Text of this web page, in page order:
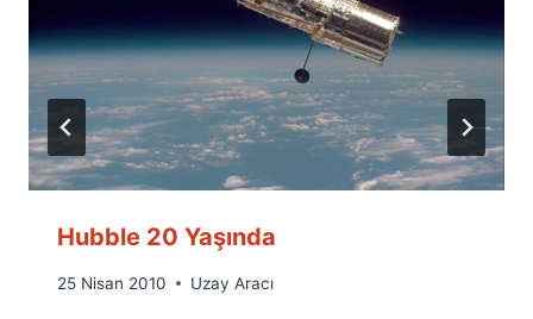
Hubble 20 Yaşında
By
25 Nisan 2010 Uzay Aracı